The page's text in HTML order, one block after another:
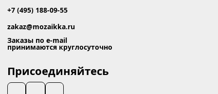
+7 (495) 188-09-55
zakaz@mozaikka.ru
Заказы по e-mail
принимаются круглосуточно
Присоединяйтесь